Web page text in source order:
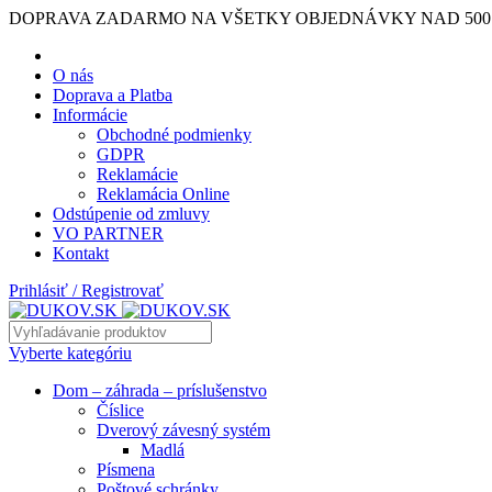
DOPRAVA ZADARMO NA VŠETKY OBJEDNÁVKY NAD
O nás
Doprava a Platba
Informácie
Obchodné podmienky
GDPR
Reklamácie
Reklamácia Online
Odstúpenie od zmluvy
VO PARTNER
Kontakt
Prihlásiť / Registrovať
Vyberte kategóriu
Dom – záhrada – príslušenstvo
Číslice
Dverový závesný systém
Madlá
Písmena